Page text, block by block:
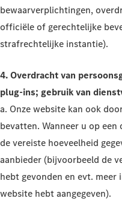
bewaarverplichtingen,
officiële of gerechtelijke
strafrechtelijke instantie).
4. Overdracht van
plug-ins; gebruik van
a. Onze website kan ook
bevatten. Wanneer u op
de vereiste hoeveelheid
aanbieder (bijvoorbeeld de
hebt gevonden en evt.
website hebt aangegeven).